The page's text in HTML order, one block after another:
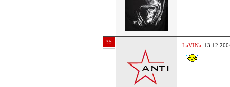
35 LaVINa ,